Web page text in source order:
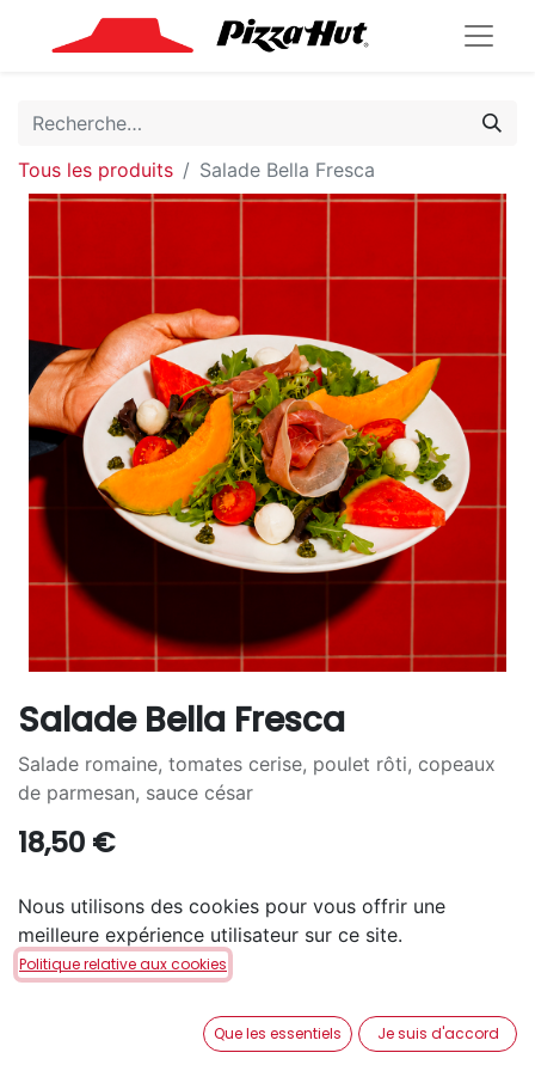
Tous les produits Salade Bella Fresca
Salade Bella Fresca
Salade romaine, tomates cerise, poulet rôti, copeaux
de parmesan, sauce césar
18,50 €
SAUCE ?
Balsamique Ciboulette
Nous utilisons des cookies pour vous offrir une
meilleure expérience utilisateur sur ce site.
Politique relative aux cookies
Que les essentiels Je suis d'accord